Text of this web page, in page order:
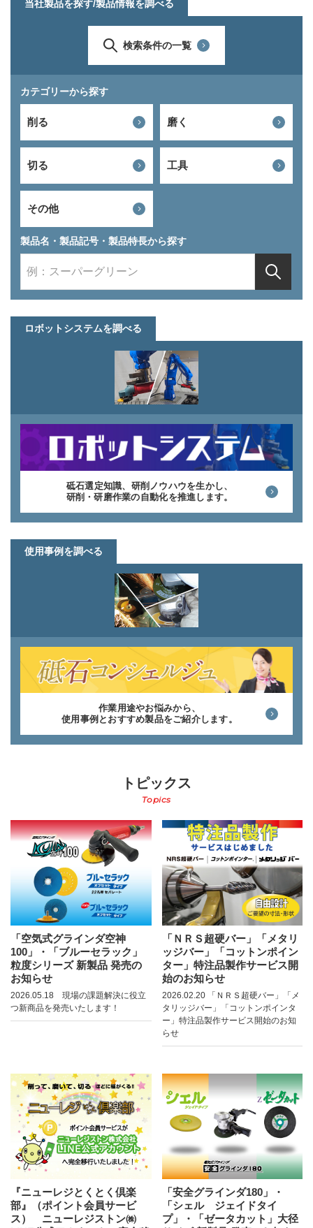
当社製品を探す/製品情報を調べる
検索条件の一覧
カテゴリーから探す
削る 磨く
切る 工具
その他
製品名・製品記号・製品特長から探す
ロボットシステムを調べる
砥石選定知識、研削ノウハウを生かし、
研削・研磨作業の自動化を推進します。
使用事例を調べる
作業用途やお悩みから、
使用事例とおすすめ製品をご紹介します。
トピックス
Topics
「空気式グラインダ空神
100」・「ブルーセラック」
粒度シリーズ 新製品 発売の
お知らせ
2026.05.18 現場の課題解決に役立
つ新商品を発売いたします！
「ＮＲＳ超硬バー」「メタリ
ッジバー」「コットンポイン
ター」特注品製作サービス開
始のお知らせ
2026.02.20 「ＮＲＳ超硬バー」「メ
タリッジバー」「コットンポインタ
ー」特注品製作サービス開始のお知
らせ
『ニューレジとくとく倶楽
部』（ポイント会員サービ
ス） ニューレジストン㈱
「安全グラインダ180」・
「シェル ジェイドタイ
プ」・「ゼータカット」大径